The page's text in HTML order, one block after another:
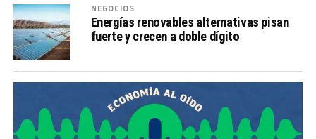
NEGOCIOS
Energías renovables alternativas pisan
fuerte y crecen a doble dígito